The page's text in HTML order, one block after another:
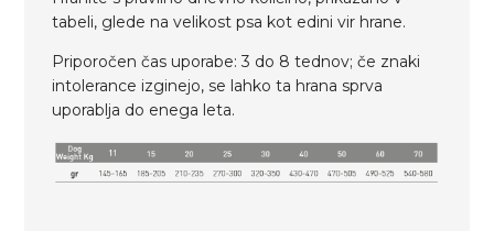
tabeli, glede na velikost psa kot edini vir hrane.
Priporočen čas uporabe: 3 do 8 tednov; če znaki
intolerance izginejo, se lahko ta hrana sprva
uporablja do enega leta.